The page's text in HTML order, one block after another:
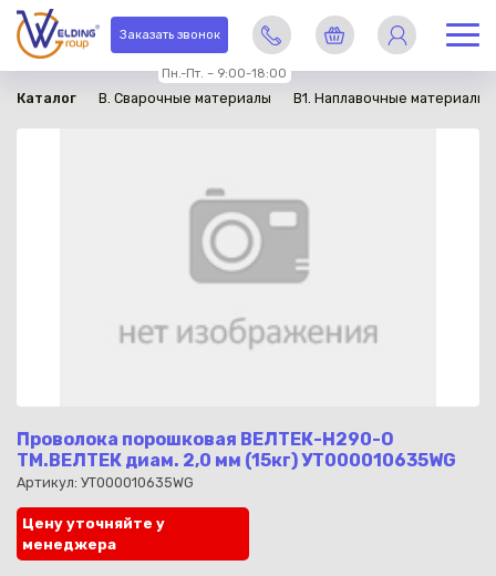
Заказать звонок
Пн.-Пт. – 9:00-18:00
Каталог B. Сварочные материалы B1. Наплавочные материалы
Проволока порошковая ВЕЛТЕК-Н290-О
ТМ.ВЕЛТЕК диам. 2,0 мм (15кг) УТ000010635WG
Артикул: УТ000010635WG
в наличии
Цену уточняйте у
менеджера